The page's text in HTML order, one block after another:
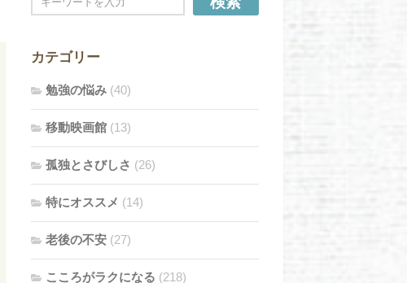
カテゴリー
勉強の悩み (40)
移動映画館 (13)
孤独とさびしさ (26)
特にオススメ (14)
老後の不安 (27)
こころがラクになる (218)